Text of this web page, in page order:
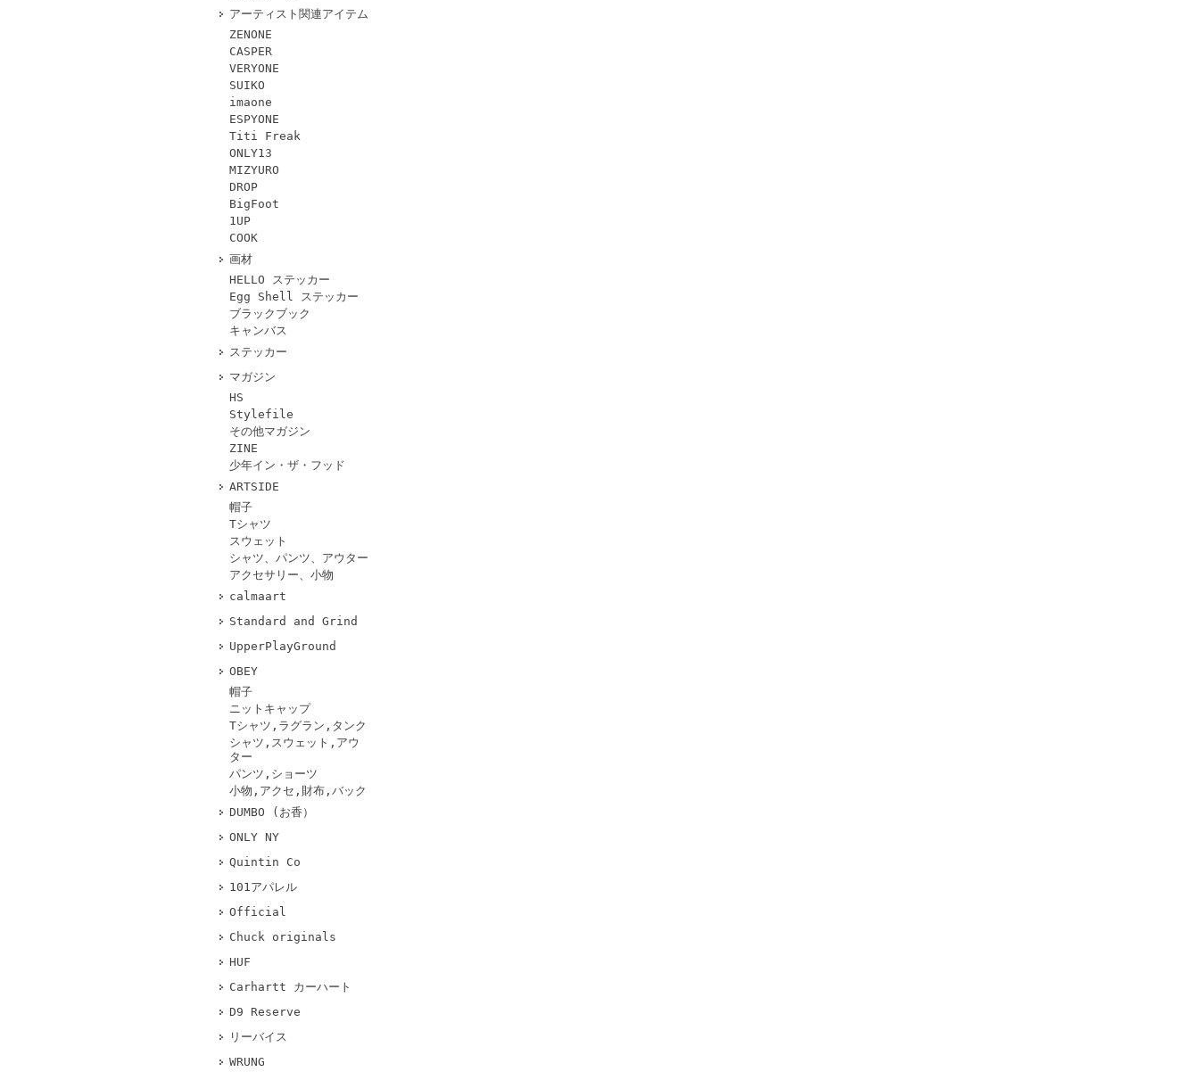
アーティスト関連アイテム
ZENONE
CASPER
VERYONE
SUIKO
imaone
ESPYONE
Titi Freak
ONLY13
MIZYURO
DROP
BigFoot
1UP
COOK
画材
HELLO ステッカー
Egg Shell ステッカー
ブラックブック
キャンバス
ステッカー
マガジン
HS
Stylefile
その他マガジン
ZINE
少年イン・ザ・フッド
ARTSIDE
帽子
Tシャツ
スウェット
シャツ、パンツ、アウター
アクセサリー、小物
calmaart
Standard and Grind
UpperPlayGround
OBEY
帽子
ニットキャップ
Tシャツ,ラグラン,タンク
シャツ,スウェット,アウ
ター
パンツ,ショーツ
小物,アクセ,財布,バック
DUMBO (お香）
ONLY NY
Quintin Co
101アパレル
Official
Chuck originals
HUF
Carhartt カーハート
D9 Reserve
リーバイス
WRUNG